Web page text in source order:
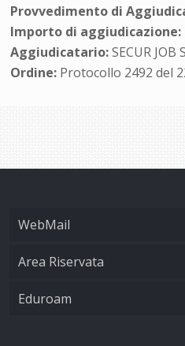
Provvedimento di
Importo di aggiudicazione:
Aggiudicatario:SECUR JOB
Ordine: Protocollo 2492 del
WebMail
Area Riservata
Eduroam